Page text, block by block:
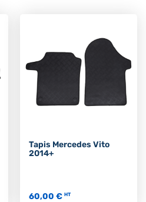
Tapis Mercedes Vito
2014+
60,00 € HT